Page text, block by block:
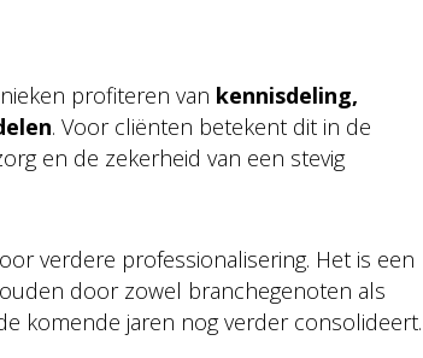
profiteren van kennisdeling,
. Voor cliënten betekent dit in de
en de zekerheid van een stevig
verdere professionalisering. Het is een
door zowel branchegenoten als
komende jaren nog verder consolideert.